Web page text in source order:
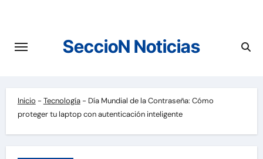
contenido
SeccioN Noticias
Inicio - Tecnología- Día Mundial de la Contraseña: Cómo
proteger tu laptop con autenticación inteligente